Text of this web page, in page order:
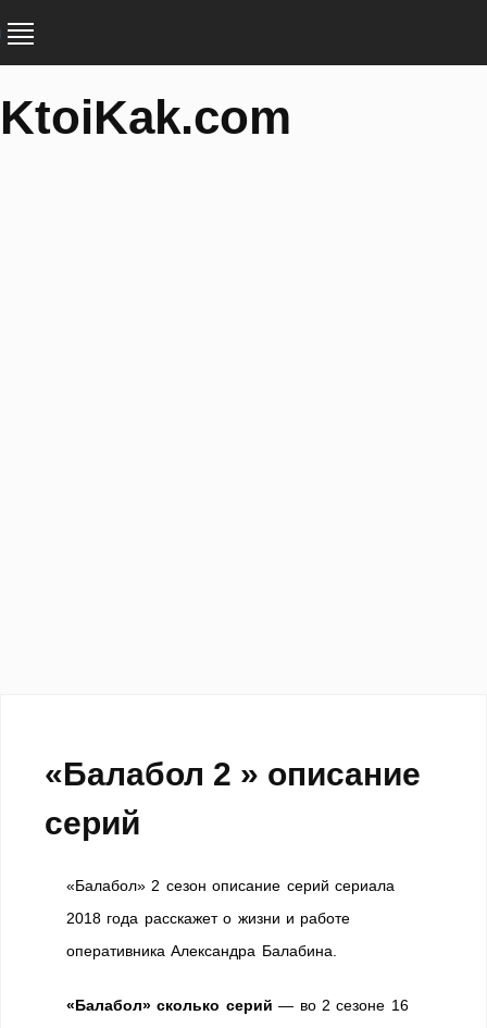
KtoiKak.com
«Балабол 2 » описание
серий
«Балабол» 2 сезон описание серий сериала
2018 года расскажет о жизни и работе
оперативника Александра Балабина.
«Балабол» сколько серий — во 2 сезоне 16